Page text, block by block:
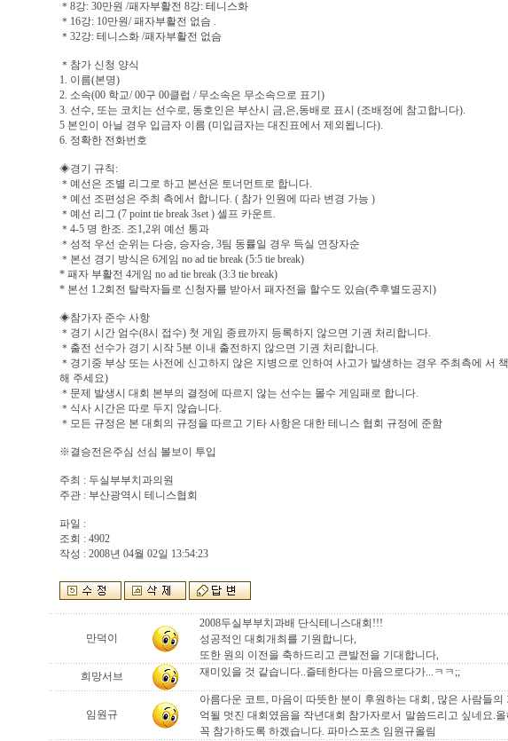
＊8강: 30만원 /패자부활전 8강: 테니스화
＊16강: 10만원/ 패자부활전 없슴 .
＊32강: 테니스화 /패자부활전 없슴
＊참가 신청 양식
1. 이름(본명)
2. 소속(00 학교/ 00구 00클럽 / 무소속은 무소속으로 표기)
3. 선수, 또는 코치는 선수로, 동호인은 부산시 금,은,동배로 표시 (조배정에 참고합니다).
5 본인이 아닐 경우 입금자 이름 (미입금자는 대진표에서 제외됩니다).
6. 정확한 전화번호
◈경기 규칙:
＊예선은 조별 리그로 하고 본선은 토너먼트로 합니다.
＊예선 조편성은 주최 측에서 합니다. ( 참가 인원에 따라 변경 가능 )
＊예선 리그 (7 point tie break 3set ) 셀프 카운트.
＊4-5 명 한조. 조1,2위 예선 통과
＊성적 우선 순위는 다승, 승자승, 3팀 동률일 경우 득실 연장자순
＊본선 경기 방식은 6게임 no ad tie break (5:5 tie break)
* 패자 부활전 4게임 no ad tie break (3:3 tie break)
* 본선 1.2회전 탈락자들로 신청자를 받아서 패자전을 할수도 있슴(추후별도공지)
◈참가자 준수 사항
＊경기 시간 엄수(8시 접수) 첫 게임 종료까지 등록하지 않으면 기권 처리합니다.
＊출전 선수가 경기 시작 5분 이내 출전하지 않으면 기권 처리합니다.
＊경기중 부상 또는 사전에 신고하지 않은 지병으로 인하여 사고가 발생하는 경우 주최측에 서
해 주세요)
＊문제 발생시 대회 본부의 결정에 따르지 않는 선수는 몰수 게임패로 합니다.
＊식사 시간은 따로 두지 않습니다.
＊모든 규정은 본 대회의 규정을 따르고 기타 사항은 대한 테니스 협회 규정에 준함
※결승전은주심 선심 볼보이 투입
주최 : 두실부부치과의원
주관 : 부산광역시 테니스협회
파일 :
조회 : 4902
작성 : 2008년 04월 02일 13:54:23
만덕이
2008두실부부치과배 단식테니스대회!!!
성공적인 대회개최를 기원합니다,
또한 원의 이전을 축하드리고 큰발전을 기대합니다,
희망서브 재미있을 것 같습니다..즐테한다는 마음으로다가...ㅋㅋ;;
임원규
아름다운 코트, 마음이 따뜻한 분이 후원하는 대회, 많은 사람들의
억될 멋진 대회였음을 작년대회 참가자로서 말씀드리고 싶네요.
꼭 참가하도록 하겠습니다. 파마스포츠 임원규올림